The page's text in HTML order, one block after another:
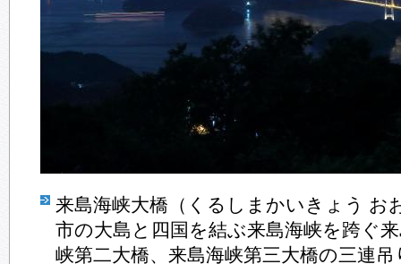
来島海峡大橋（くるしまかいきょう お
市の大島と四国を結ぶ来島海峡を跨ぐ
峡第二大橋、来島海峡第三大橋の三連